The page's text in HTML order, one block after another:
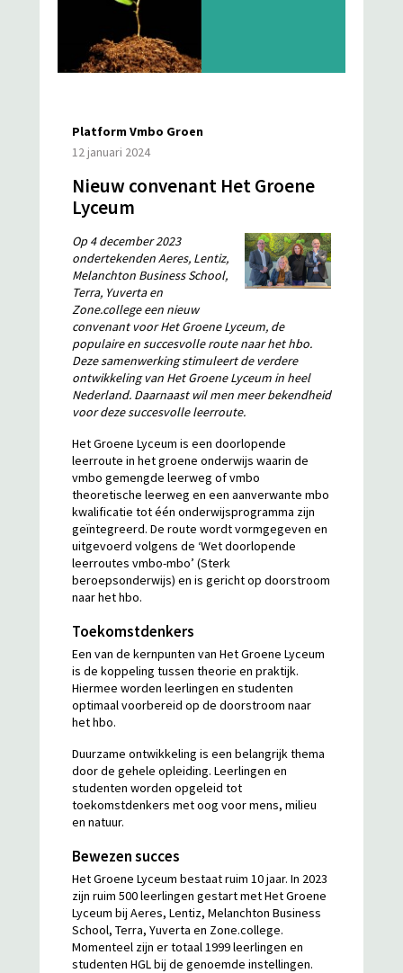
Platform Vmbo Groen
12 januari 2024
Nieuw convenant Het Groene
Lyceum
Op 4 december 2023
ondertekenden Aeres, Lentiz,
Melanchton Business School,
Terra, Yuverta en
Zone.college een nieuw
convenant voor Het Groene Lyceum, de
populaire en succesvolle route naar het hbo.
Deze samenwerking stimuleert de verdere
ontwikkeling van Het Groene Lyceum in heel
Nederland. Daarnaast wil men meer bekendheid
voor deze succesvolle leerroute.
Het Groene Lyceum is een doorlopende
leerroute in het groene onderwijs waarin de
vmbo gemengde leerweg of vmbo
theoretische leerweg en een aanverwante mbo
kwalificatie tot één onderwijsprogramma zijn
geïntegreerd. De route wordt vormgegeven en
uitgevoerd volgens de ‘Wet doorlopende
leerroutes vmbo-mbo’ (Sterk
beroepsonderwijs) en is gericht op doorstroom
naar het hbo.
Toekomstdenkers
Een van de kernpunten van Het Groene Lyceum
is de koppeling tussen theorie en praktijk.
Hiermee worden leerlingen en studenten
optimaal voorbereid op de doorstroom naar
het hbo.
Duurzame ontwikkeling is een belangrijk thema
door de gehele opleiding. Leerlingen en
studenten worden opgeleid tot
toekomstdenkers met oog voor mens, milieu
en natuur.
Bewezen succes
Het Groene Lyceum bestaat ruim 10 jaar. In 2023
zijn ruim 500 leerlingen gestart met Het Groene
Lyceum bij Aeres, Lentiz, Melanchton Business
School, Terra, Yuverta en Zone.college.
Momenteel zijn er totaal 1999 leerlingen en
studenten HGL bij de genoemde instellingen.